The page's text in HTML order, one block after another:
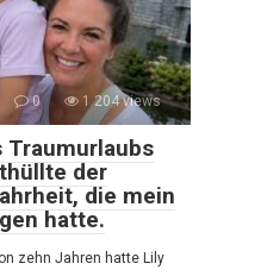
0 1 204 views
der
die mein
hatte.
zehn Jahren hatte Lily